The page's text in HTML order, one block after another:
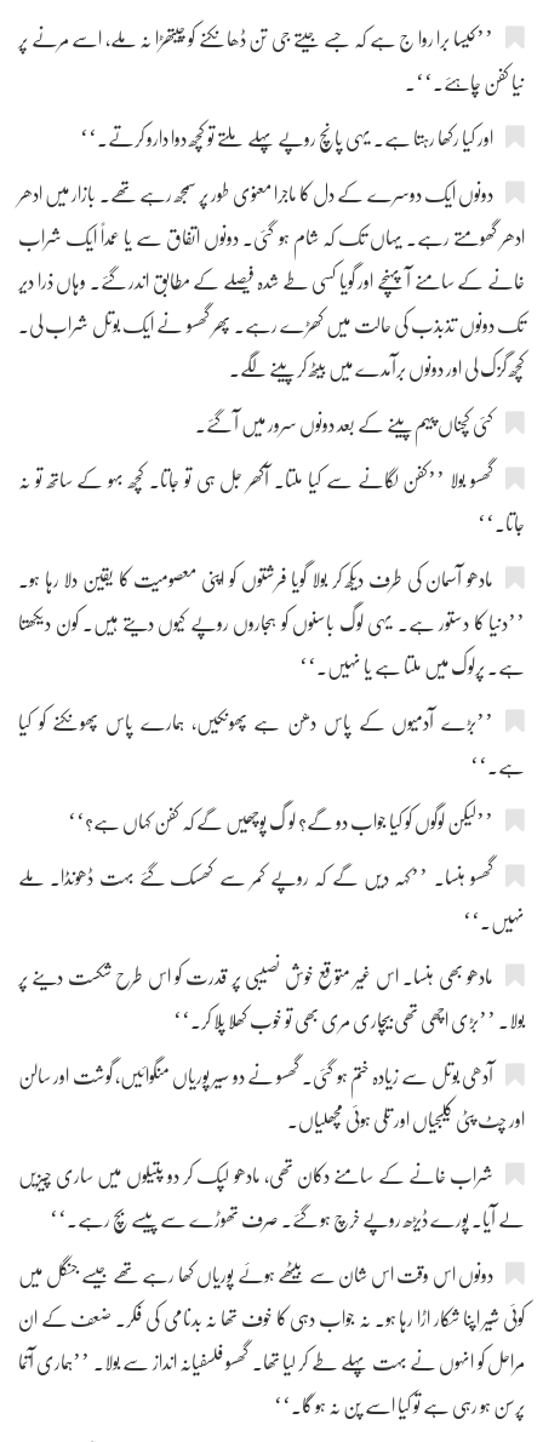
’’کیسا برا روا ج ہے کہ جسے جیتے جی تن ڈھانکنے کو چیتھڑا نہ ملے، اسے مرنے پر
نیا کفن چاہئے۔‘‘۔
اور کیا رکھا رہتا ہے۔ یہی پانچ روپے پہلے ملتے تو کچھ دوا دارو کرتے۔‘‘
دونوں ایک دوسرے کے دل کا ماجرا معنوی طور پر سمجھ رہے تھے۔ بازار میں ادھر
ادھر گھومتے رہے۔ یہاں تک کہ شام ہو گئی۔ دونوں اتفاق سے یا عمداً ایک شراب
خانے کے سامنے آ پہنچے اور گویا کسی طے شدہ فیصلے کے مطابق اندر گئے۔ وہاں ذرا دیر
تک دونوں تذبذب کی حالت میں کھڑے رہے۔ پھر گھسو نے ایک بوتل شراب لی۔
کچھ گزک لی اور دونوں برآمدے میں بیٹھ کر پینے لگے۔
کئی کچناں پیہم پینے کے بعد دونوں سرور میں آ گئے۔
گھسو بولا ’’کفن لگانے سے کیا ملتا۔ آکھر جل ہی تو جاتا۔ کچھ بہو کے ساتھ تو نہ
جاتا۔‘‘
مادھو آسمان کی طرف دیکھ کر بولا گویا فرشتوں کو اپنی معصومیت کا یقین دلا رہا ہو۔
’’دنیا کا دستور ہے۔ یہی لوگ باسنوں کو ہجاروں روپے کیوں دیتے ہیں۔ کون دیکھتا
ہے۔ پرلوک میں ملتا ہے یا نہیں۔‘‘
’’بڑے آدمیوں کے پاس دھن ہے پھونکیں، ہمارے پاس پھونکنے کو کیا
ہے۔‘‘
’’لیکن لوگوں کو کیا جواب دو گے؟ لو گ پوچھیں گے کہ کفن کہاں ہے؟‘‘
گھسو ہنسا۔ ’’کہہ دیں گے کہ روپے کمر سے کھسک گئے بہت ڈھونڈا۔ ملے
نہیں۔‘‘
مادھو بھی ہنسا۔ اس غیر متوقع خوش نصیبی پر قدرت کو اس طرح شکست دینے پر
بولا۔ ’’بڑی اچھی تھی بیچاری مری بھی تو خوب کھلا پلا کر۔‘‘
آدھی بوتل سے زیادہ ختم ہو گئی۔ گھسو نے دو سیر پوریاں منگوائیں، گوشت اور سالن
اور چٹ پٹی کلیجیاں اور تلی ہوئی مچھلیاں۔
شراب خانے کے سامنے دکان تھی، مادھو لپک کر دو پتیلوں میں ساری چیزیں
لے آیا۔ پورے ڈیڑھ روپے خرچ ہو گئے۔ صرف تھوڑے سے پیسے بچ رہے۔‘‘
دونوں اس وقت اس شان سے بیٹھے ہوئے پوریاں کھا رہے تھے جیسے جنگل میں
کوئی شیر اپنا شکار اڑا رہا ہو۔ نہ جواب دہی کا خوف تھا نہ بدنامی کی فکر۔ ضعف کے ان
مراحل کو انہوں نے بہت پہلے طے کر لیا تھا۔ گھسو فلسفیانہ انداز سے بولا۔ ’’ہماری آتما
پرسن ہو رہی ہے تو کیا اسے پن نہ ہو گا۔‘‘